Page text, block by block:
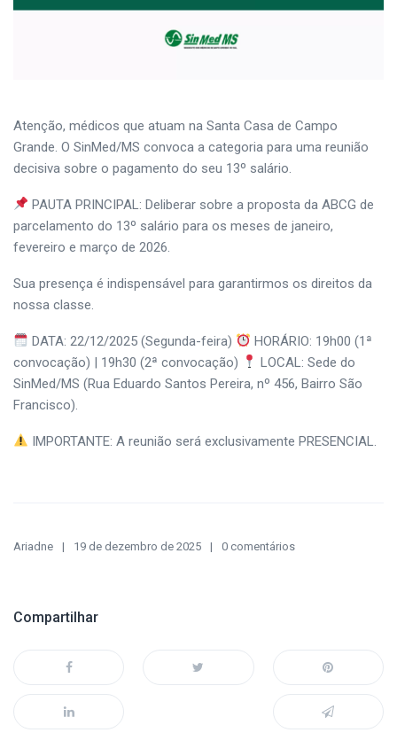
Atenção, médicos que atuam na Santa Casa de Campo
Grande. O SinMed/MS convoca a categoria para uma reunião
decisiva sobre o pagamento do seu 13º salário.
PAUTA PRINCIPAL: Deliberar sobre a proposta da ABCG de
parcelamento do 13º salário para os meses de janeiro,
fevereiro e março de 2026.
Sua presença é indispensável para garantirmos os direitos da
nossa classe.
DATA: 22/12/2025 (Segunda-feira)
HORÁRIO: 19h00 (1ª
convocação) | 19h30 (2ª convocação)
LOCAL: Sede do
SinMed/MS (Rua Eduardo Santos Pereira, nº 456, Bairro São
Francisco).
IMPORTANTE: A reunião será exclusivamente PRESENCIAL.
Ariadne 19 de dezembro de 2025 0 comentários
Compartilhar